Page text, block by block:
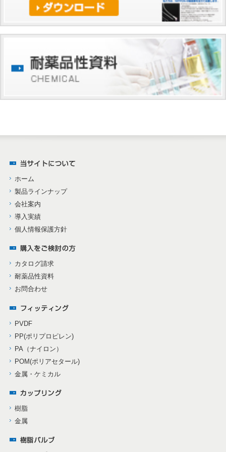
ホーム
製品ラインナップ
会社案内
導入実績
個人情報保護方針
カタログ請求
耐薬品性資料
お問合わせ
PVDF
PP(ポリプロピレン)
PA（ナイロン）
POM(ポリアセタール)
金属・ケミカル
樹脂
金属